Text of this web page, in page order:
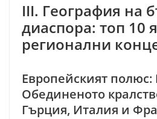
III. География на
диаспора: топ 10
регионални
Европейският
Обединеното
Гърция, Италия и